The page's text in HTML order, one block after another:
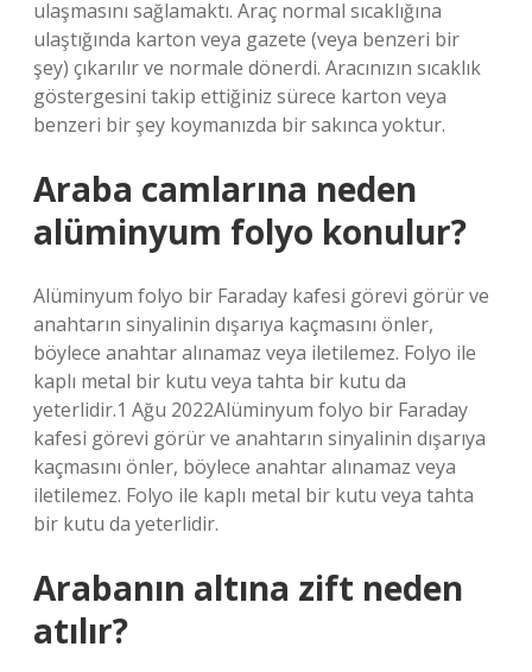
ulaşmasını sağlamaktı. Araç normal sıcaklığına
ulaştığında karton veya gazete (veya benzeri bir
şey) çıkarılır ve normale dönerdi. Aracınızın sıcaklık
göstergesini takip ettiğiniz sürece karton veya
benzeri bir şey koymanızda bir sakınca yoktur.
Araba camlarına neden
alüminyum folyo konulur?
Alüminyum folyo bir Faraday kafesi görevi görür ve
anahtarın sinyalinin dışarıya kaçmasını önler,
böylece anahtar alınamaz veya iletilemez. Folyo ile
kaplı metal bir kutu veya tahta bir kutu da
yeterlidir.1 Ağu 2022Alüminyum folyo bir Faraday
kafesi görevi görür ve anahtarın sinyalinin dışarıya
kaçmasını önler, böylece anahtar alınamaz veya
iletilemez. Folyo ile kaplı metal bir kutu veya tahta
bir kutu da yeterlidir.
Arabanın altına zift neden
atılır?